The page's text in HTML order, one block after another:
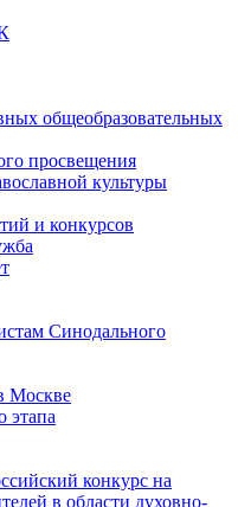
общеобразовательных
просвещения
культуры
и конкурсов
Синодального
Москве
этапа
конкурс на
в области духовно-